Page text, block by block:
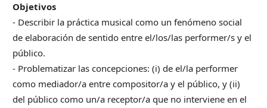
Objetivos
- Describir la práctica musical como un fenómeno social
de elaboración de sentido entre el/los/las performer/s y el
público.
- Problematizar las concepciones: (i) de el/la performer
como mediador/a entre compositor/a y el público, y (ii)
del público como un/a receptor/a que no interviene en el